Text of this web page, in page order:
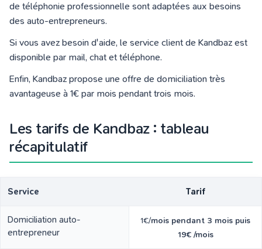
de téléphonie professionnelle sont adaptées aux besoins
des auto-entrepreneurs.
Si vous avez besoin d'aide, le service client de Kandbaz est
disponible par mail, chat et téléphone.
Enfin, Kandbaz propose une offre de domiciliation très
avantageuse à 1€ par mois pendant trois mois.
Les tarifs de Kandbaz : tableau
récapitulatif
Service Tarif
Domiciliation auto-
entrepreneur
1€/mois pendant 3 mois puis
19€ /mois